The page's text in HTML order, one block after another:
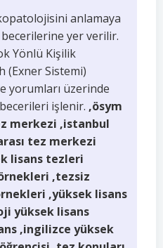
anlamaya
yer verilir.
Yönlü Kişilik
(Exner Sistemi)
yorumları üzerinde
işlenir. ,ösym
merkezi ,istanbul
tez merkezi
lisans tezleri
,tezsiz
,yüksek lisans
yüksek lisans
,ingilizce yüksek